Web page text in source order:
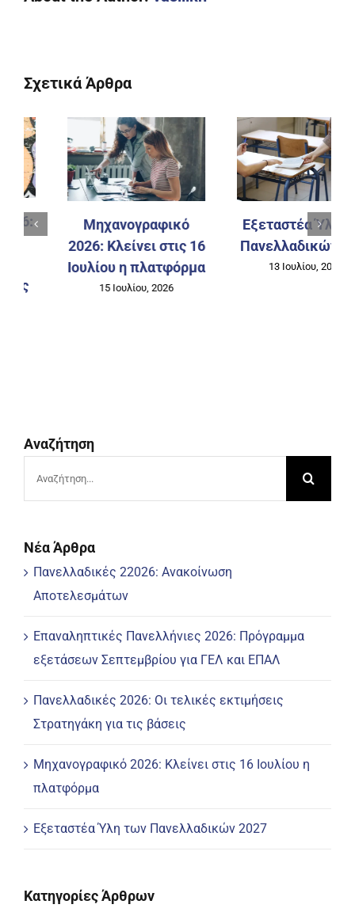
Σχετικά Άρθρα
Εξεταστέα Ύλη των
Πανελλαδικών 2027
13 Ιουλίου, 2026
Mηχανογραφικό
2026: Περιμένοντας
την ανακοίνωση των
Αναζήτηση
Αναζήτηση
για:
Νέα Άρθρα
Πανελλαδικές 22026: Ανακοίνωση
Αποτελεσμάτων
Επαναληπτικές Πανελλήνιες 2026: Πρόγραμμα
εξετάσεων Σεπτεμβρίου για ΓΕΛ και ΕΠΑΛ
Πανελλαδικές 2026: Οι τελικές εκτιμήσεις
Στρατηγάκη για τις βάσεις
Μηχανογραφικό 2026: Κλείνει στις 16 Ιουλίου η
πλατφόρμα
Εξεταστέα Ύλη των Πανελλαδικών 2027
Κατηγορίες Άρθρων